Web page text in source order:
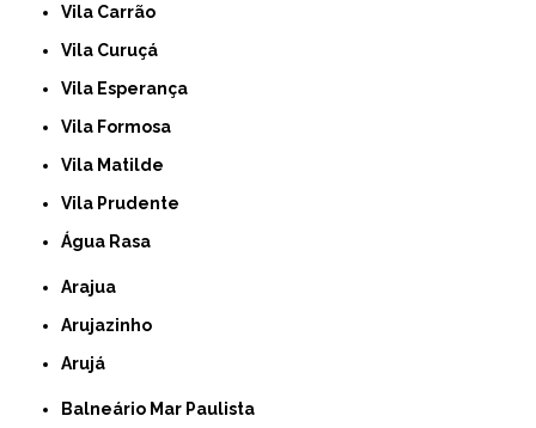
Vila Carrão
Vila Curuçá
Vila Esperança
Vila Formosa
Vila Matilde
Vila Prudente
Água Rasa
Arajua
Arujazinho
Arujá
Balneário Mar Paulista